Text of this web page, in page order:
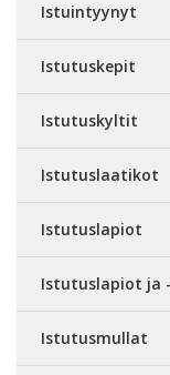
Istuintyynyt
Istutuskepit
Istutuskyltit
Istutuslaatikot
Istutuslapiot
Istutuslapiot ja
Istutusmullat